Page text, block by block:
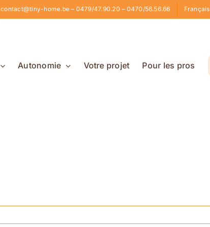
contact@tiny-home.be – 0479/47.90.20 – 0470/56.56.66 Français
Autonomie Votre projet Pour les pros